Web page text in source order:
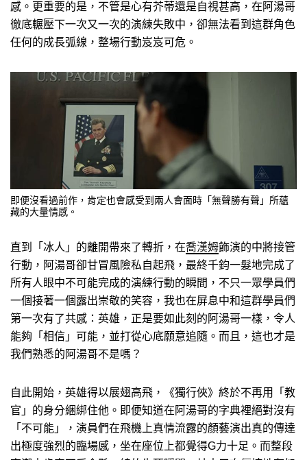
感。更重要的是，不管是心有芥蒂還是自視甚高，在阿湯哥
徹底輾壓下一次又一次的演練失敗中，卻無法看到這群角色
任何的成長弧線，整場行動岌岌可危。
即便沒看過前作，肯定也會感受到兩人會面時「無聲勝有聲」所蘊
藏的大量情感。
直到「冰人」的離開帶來了轉折，在喬漢姆飾演的中將接管
行動，阿湯哥卻甘冒風險私自起飛，最終千鈞一髮地完成了
所有人眼中不可能完成的演練行動的瞬間，不只一眾學員們
一個接著一個露出崇敬的笑容，我也在屏息中和這群學員們
第一次有了共感：英雄，正是要如此刻的阿湯哥一樣，令人
能夠「相信」可能，並打從心底願意追隨。而且，這也才是
我們熟悉的阿湯哥不是嗎？
自此開始，英雄得以展翅高飛，《獨行俠》終於不再用「教
官」的身分綑綁住他。即便知道在阿湯哥的字典裡絕對沒有
「不可能」，演員們在飛機上真情流露的顏藝演出真的傳達
出極度強烈的臨場感，坐在座位上都覺得G力十足。而整段